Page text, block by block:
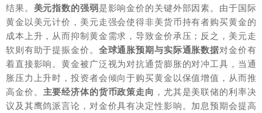
结果。 美元指数的强弱是影响金价的关键外部因素。由于国际
黄金以美元计价，美元走强会使得非美货币持有者购买黄金的
成本上升，从而抑制黄金需求，导致金价承压；反之，美元走
软则有助于提振金价。 全球通胀预期与实际通胀数据对金价有
着直接影响。黄金被广泛视为对抗通货膨胀的对冲工具，当通
胀压力上升时，投资者会倾向于购买黄金以保值增值，从而推
高金价。 主要经济体的货币政策走向 ，尤其是美联储的利率决
议及其鹰鸽派言论，对金价具有决定性影响。加息预期会提高